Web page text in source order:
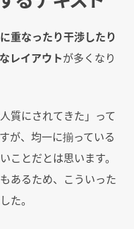
重なったり干渉したり
レイアウトが多くなり
質にされてきた」って
が、均一に揃っている
ことだとは思います。
あるため、こういった
た。